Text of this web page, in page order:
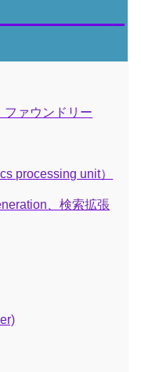
ファウンドリー
processing unit）
、検索拡張